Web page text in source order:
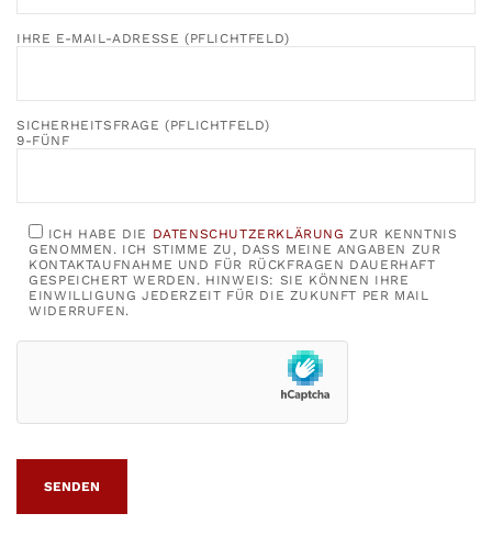
IHRE E-MAIL-ADRESSE (PFLICHTFELD)
SICHERHEITSFRAGE (PFLICHTFELD)
9-FÜNF
ICH HABE DIE DATENSCHUTZERKLÄRUNG ZUR KENNTNIS
GENOMMEN. ICH STIMME ZU, DASS MEINE ANGABEN ZUR
KONTAKTAUFNAHME UND FÜR RÜCKFRAGEN DAUERHAFT
GESPEICHERT WERDEN. HINWEIS: SIE KÖNNEN IHRE
EINWILLIGUNG JEDERZEIT FÜR DIE ZUKUNFT PER MAIL
WIDERRUFEN.